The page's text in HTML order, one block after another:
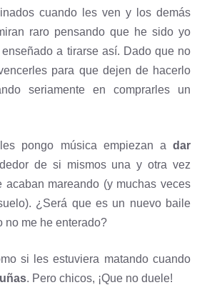
cuando les ven y los demás
raro pensando que he sido yo
a tirarse así. Dado que no
para que dejen de hacerlo
seriamente en comprarles un
pongo música empiezan adar
de si mismos una y otra vez
acaban mareando (y muchas veces
¿Será que es un nuevo baile
no me he enterado?
si les estuviera matando cuando
. Pero chicos, ¡Que no duele!